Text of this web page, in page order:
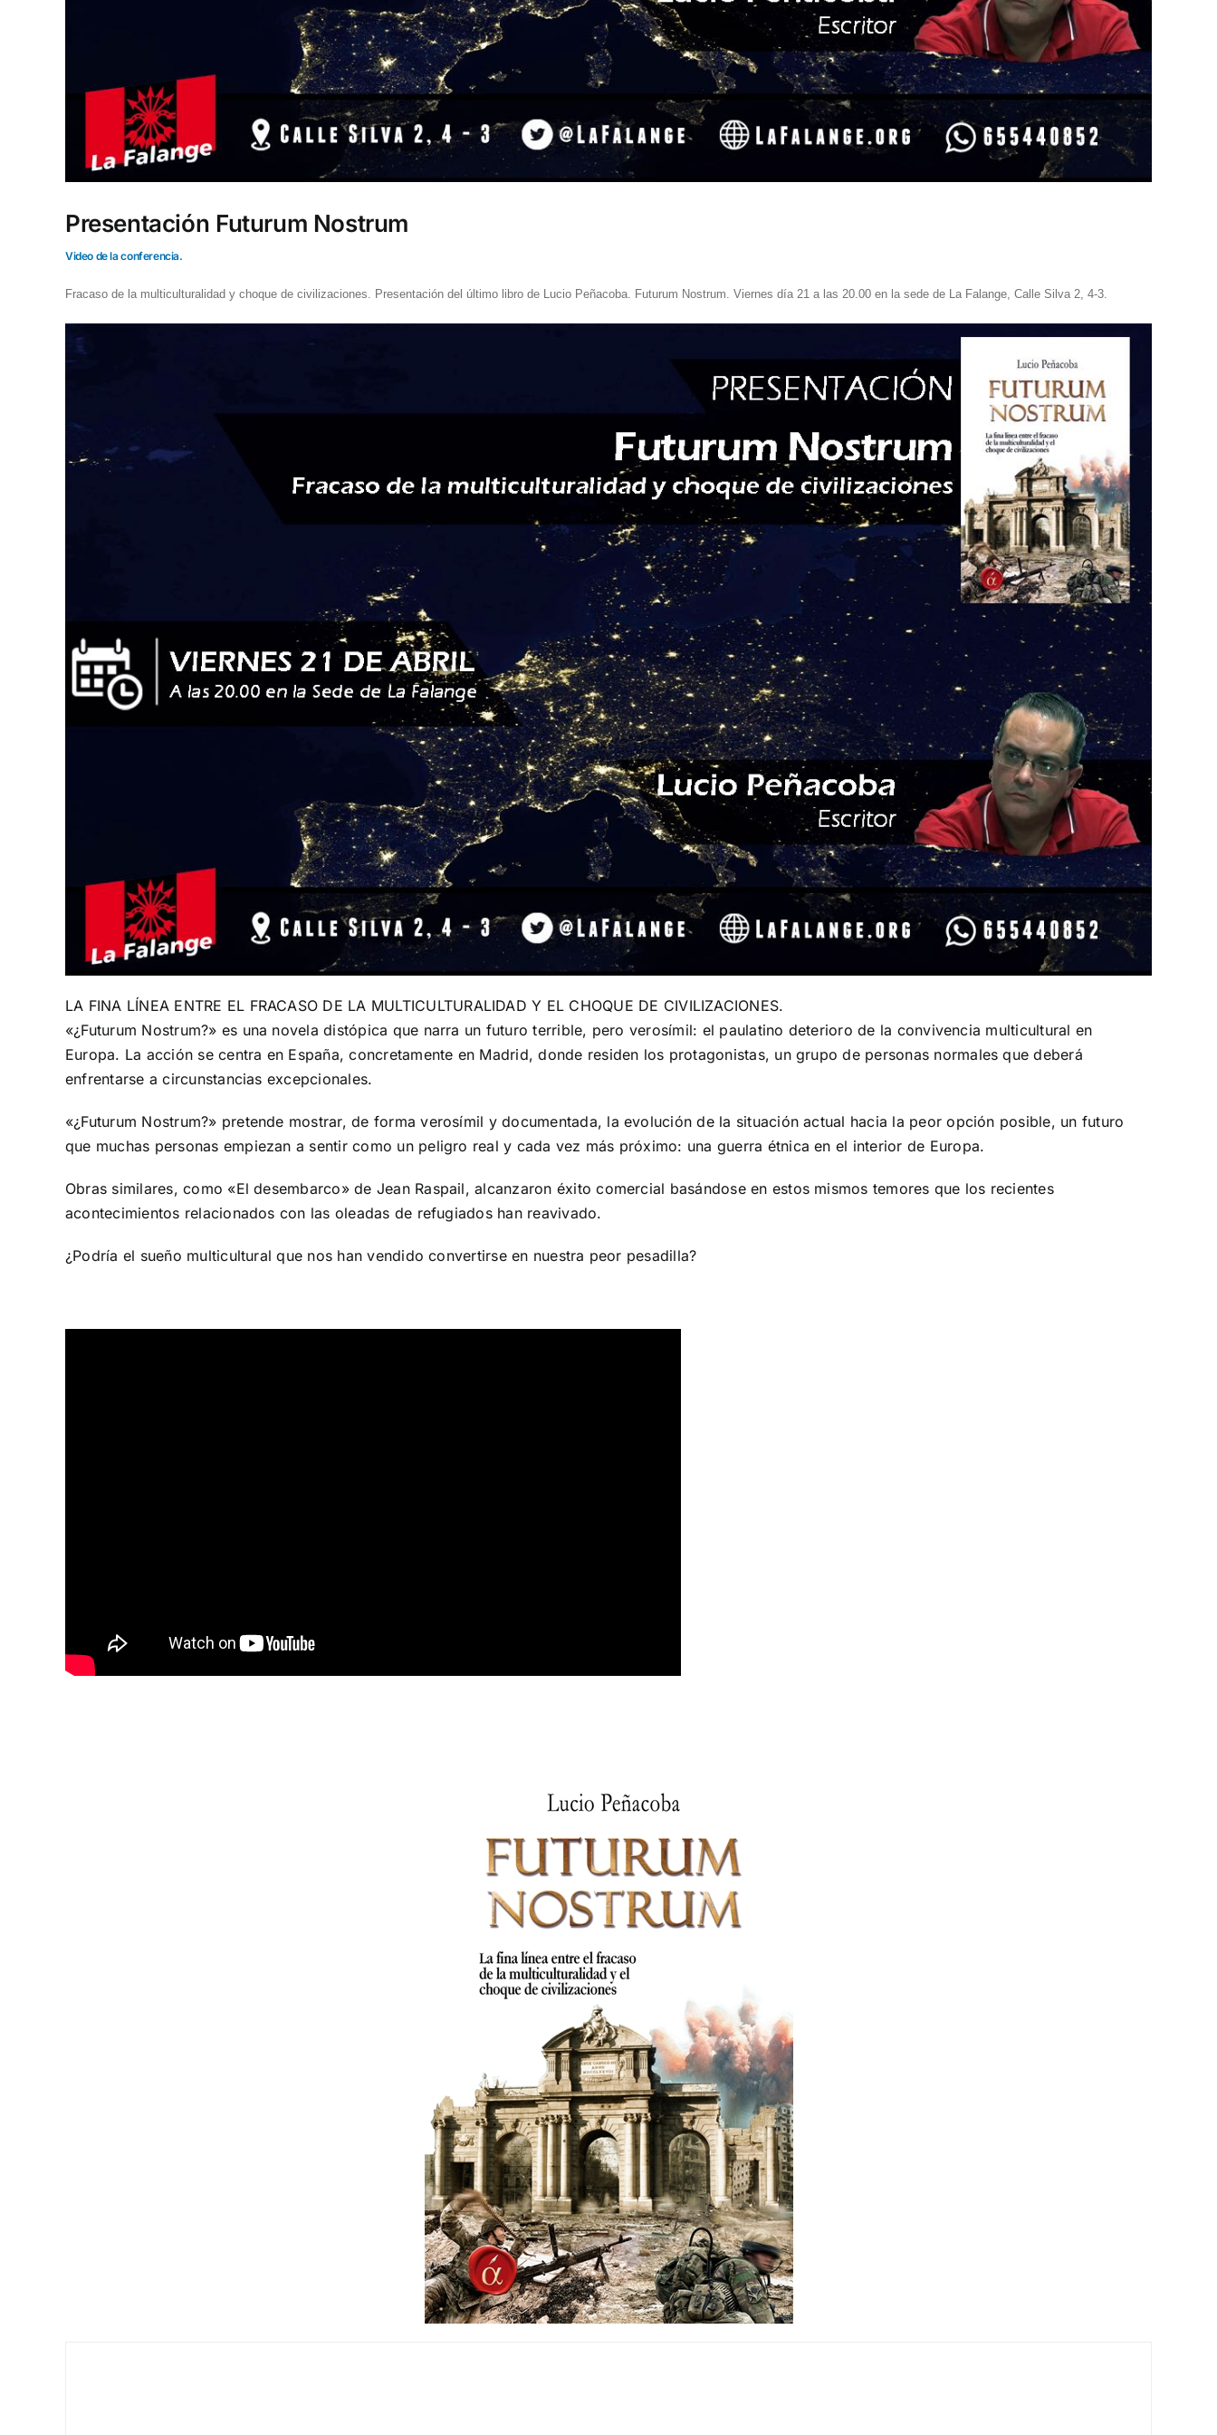
Presentación Futurum Nostrum
Video de la conferencia.
Fracaso de la multiculturalidad y choque de civilizaciones. Presentación del último libro de Lucio Peñacoba. Futurum Nostrum. Viernes día 21 a las 20.00 en la sede de La Falange, Calle Silva 2, 4-3.
LA FINA LÍNEA ENTRE EL FRACASO DE LA MULTICULTURALIDAD Y EL CHOQUE DE CIVILIZACIONES.
«¿Futurum Nostrum?» es una novela distópica que narra un futuro terrible, pero verosímil: el paulatino deterioro de la convivencia multicultural en
Europa. La acción se centra en España, concretamente en Madrid, donde residen los protagonistas, un grupo de personas normales que deberá
enfrentarse a circunstancias excepcionales.
«¿Futurum Nostrum?» pretende mostrar, de forma verosímil y documentada, la evolución de la situación actual hacia la peor opción posible, un futuro
que muchas personas empiezan a sentir como un peligro real y cada vez más próximo: una guerra étnica en el interior de Europa.
Obras similares, como «El desembarco» de Jean Raspail, alcanzaron éxito comercial basándose en estos mismos temores que los recientes
acontecimientos relacionados con las oleadas de refugiados han reavivado.
¿Podría el sueño multicultural que nos han vendido convertirse en nuestra peor pesadilla?